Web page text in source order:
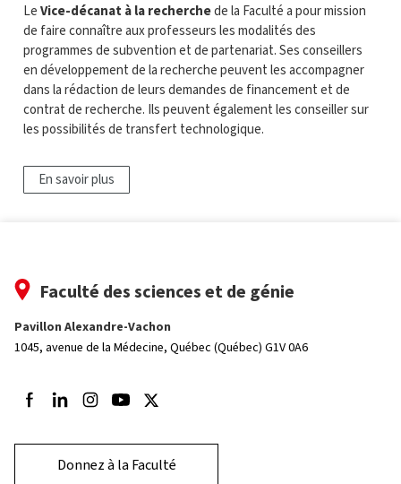
Le Vice-décanat à la recherchede la Faculté a pour mission
de faire connaître aux professeurs les modalités des
programmes de subvention et de partenariat. Ses conseillers
en développement de la recherche peuvent les accompagner
dans la rédaction de leurs demandes de financement et de
contrat de recherche. Ils peuvent également les conseiller sur
les possibilités de transfert technologique.
En savoir plus
Faculté des sciences et de génie
Pavillon Alexandre-Vachon
1045, avenue de la Médecine, Québec (Québec) G1V 0A6
Suivez-nous sur Facebook
Suivez-nous sur LinkedIn
Suivez-nous sur Instagram
Suivez-nous sur Youtube
Suivez-nous sur Twitter
Donnez à la Faculté